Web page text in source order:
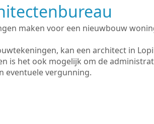
maken voor een nieuwbouw
kan een architect in
is het ook mogelijk om de
eventuele vergunning.